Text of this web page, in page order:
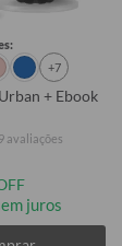
+7
+ Ebook
avaliações
juros